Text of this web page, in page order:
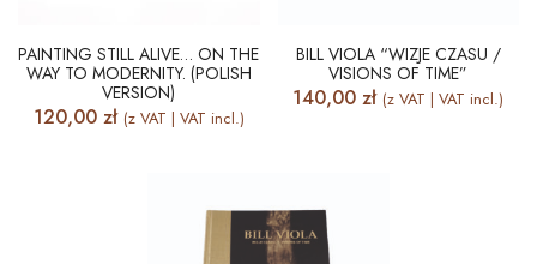
PAINTING STILL ALIVE… ON THE
WAY TO MODERNITY. (POLISH
VERSION)
120,00 zł (z VAT | VAT incl.)
BILL VIOLA “WIZJE CZASU /
VISIONS OF TIME”
140,00zł (z VAT | VAT incl.)